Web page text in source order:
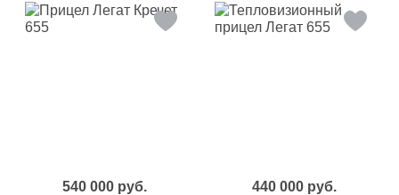
540 000 руб. 440 000 руб.